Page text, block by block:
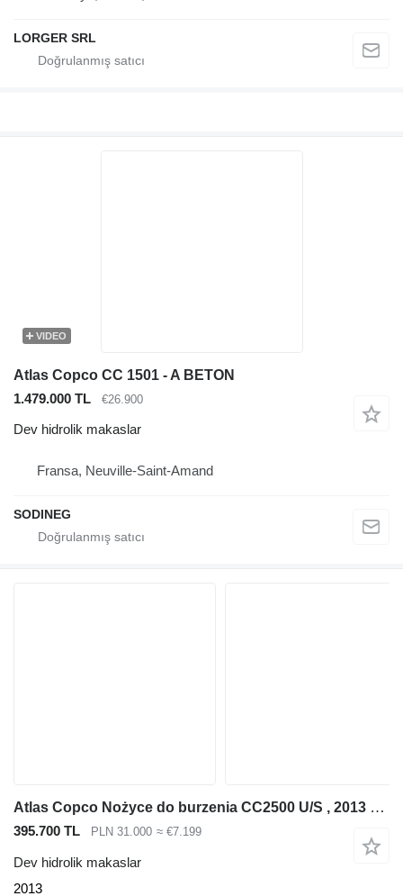
LORGER SRL
VIDEO
Atlas Copco CC 1501 - A BETON
1.479.000 TL
€26.900
Dev hidrolik makaslar
Fransa, Neuville-Saint-Amand
SODINEG
Atlas Copco Nożyce do burzenia CC2500 U/S , 2013 rok
395.700 TL PLN 31.000 ≈ €7.199
Dev hidrolik makaslar
2013